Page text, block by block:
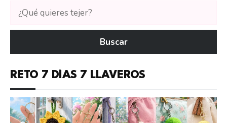
Buscar
tutoriales
en
Buscar
RETO 7 DÍAS 7 LLAVEROS